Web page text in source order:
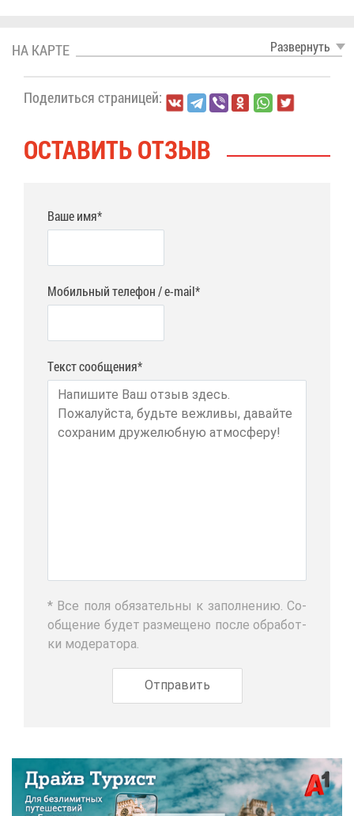
Раз­вер­нуть
НА КАР­ТЕ
По­де­лить­ся стра­ни­цей:
ОСТА­ВИТЬ ОТ­ЗЫВ
Ваше имя*
Мобильный телефон / e-mail*
Текст сообщения*
* Все по­ля обя­за­тель­ны к за­пол­не­нию. Со­
об­ще­ние бу­дет раз­ме­ще­но по­сле об­ра­бот­
ки мо­де­ра­то­ра.